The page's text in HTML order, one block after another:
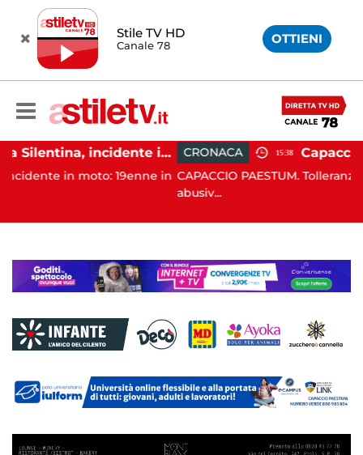
Stile TV HD
Canale 78 OTTIENI
Altavilla Silentina, incidente in moto nella notte: 19enne in prognosi riservata
19enne in
CRONACA 15:38
CAPACCIO PAESTUM. Tolleranza zero contro